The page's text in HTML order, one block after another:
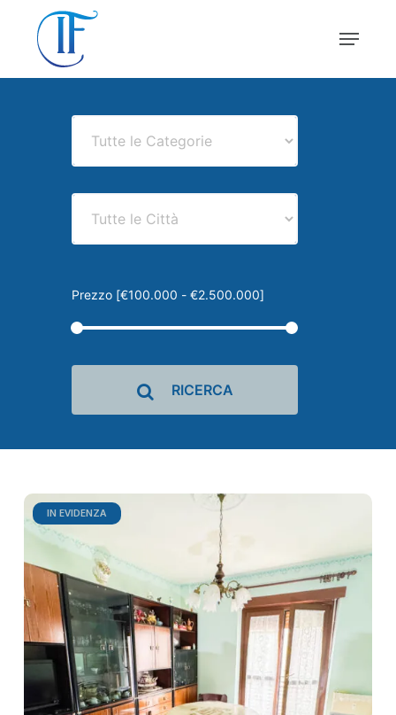
content
Menu
Prezzo [€100.000 -€2.500.000]
RICERCA
IN EVIDENZA
Menu